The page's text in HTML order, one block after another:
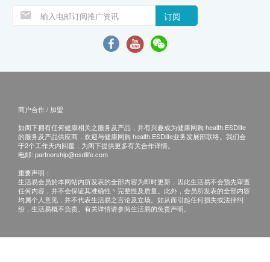
订阅
商户合作 / 加盟
如阁下拥有任何健康相关之服务及产品，并有兴趣成为健康网购 health.ESDlife
的服务及产品供应商，欢迎与健康网购 health.ESDlife业务发展部联络。我们会
于2个工作天内回覆，为阁下提供更多有关合作详情。
电邮: partnership@esdlife.com
重要声明：
生活易会员於本网站内所发表的全部内容为即时更新，因此生活易不会预先审查
任何内容，并不会保证其准确性丶完整性及质量。此外，会员所发表的全部内容
均属个人意见，并不代表生活易之言论及立场。如从而引起任何损失或法律纠
纷，生活易概不负责。有关详情请参阅生活易的免责声明。